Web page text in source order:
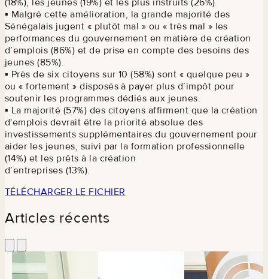
▪ Malgré cette amélioration, la grande majorité des
Sénégalais jugent « plutôt mal » ou « très mal » les
performances du gouvernement en matière de création
d’emplois (86%) et de prise en compte des besoins des
jeunes (85%).
▪ Près de six citoyens sur 10 (58%) sont « quelque peu »
ou « fortement » disposés à payer plus d’impôt pour
soutenir les programmes dédiés aux jeunes.
▪ La majorité (57%) des citoyens affirment que la création
d'emplois devrait être la priorité absolue des
investissements supplémentaires du gouvernement pour
aider les jeunes, suivi par la formation professionnelle
(14%) et les prêts à la création
d’entreprises (13%).
TÉLÉCHARGER LE FICHIER
Articles récents